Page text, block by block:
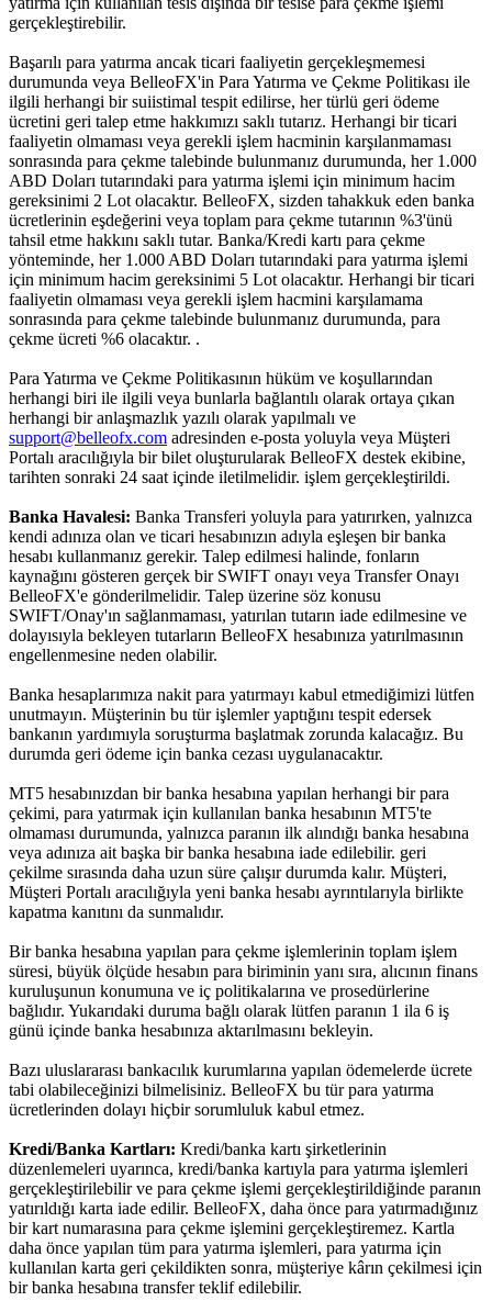
gerçekleştirebilir.
Başarılı para yatırma ancak ticari faaliyetin gerçekleşmemesi
durumunda veya BelleoFX'in Para Yatırma ve Çekme Politikası ile
ilgili herhangi bir suiistimal tespit edilirse, her türlü geri ödeme
ücretini geri talep etme hakkımızı saklı tutarız. Herhangi bir ticari
faaliyetin olmaması veya gerekli işlem hacminin karşılanmaması
sonrasında para çekme talebinde bulunmanız durumunda, her 1.000
ABD Doları tutarındaki para yatırma işlemi için minimum hacim
gereksinimi 2 Lot olacaktır. BelleoFX, sizden tahakkuk eden banka
ücretlerinin eşdeğerini veya toplam para çekme tutarının %3'ünü
tahsil etme hakkını saklı tutar. Banka/Kredi kartı para çekme
yönteminde, her 1.000 ABD Doları tutarındaki para yatırma işlemi
için minimum hacim gereksinimi 5 Lot olacaktır. Herhangi bir ticari
faaliyetin olmaması veya gerekli işlem hacmini karşılamama
sonrasında para çekme talebinde bulunmanız durumunda, para
çekme ücreti %6 olacaktır. .
Para Yatırma ve Çekme Politikasının hüküm ve koşullarından
herhangi biri ile ilgili veya bunlarla bağlantılı olarak ortaya çıkan
herhangi bir anlaşmazlık yazılı olarak yapılmalı ve
support@belleofx.com adresinden e-posta yoluyla veya Müşteri
Portalı aracılığıyla bir bilet oluşturularak BelleoFX destek ekibine,
tarihten sonraki 24 saat içinde iletilmelidir. işlem gerçekleştirildi.
Banka Havalesi: Banka Transferi yoluyla para yatırırken, yalnızca
kendi adınıza olan ve ticari hesabınızın adıyla eşleşen bir banka
hesabı kullanmanız gerekir. Talep edilmesi halinde, fonların
kaynağını gösteren gerçek bir SWIFT onayı veya Transfer Onayı
BelleoFX'e gönderilmelidir. Talep üzerine söz konusu
SWIFT/Onay'ın sağlanmaması, yatırılan tutarın iade edilmesine ve
dolayısıyla bekleyen tutarların BelleoFX hesabınıza yatırılmasının
engellenmesine neden olabilir.
Banka hesaplarımıza nakit para yatırmayı kabul etmediğimizi lütfen
unutmayın. Müşterinin bu tür işlemler yaptığını tespit edersek
bankanın yardımıyla soruşturma başlatmak zorunda kalacağız. Bu
durumda geri ödeme için banka cezası uygulanacaktır.
MT5 hesabınızdan bir banka hesabına yapılan herhangi bir para
çekimi, para yatırmak için kullanılan banka hesabının MT5'te
olmaması durumunda, yalnızca paranın ilk alındığı banka hesabına
veya adınıza ait başka bir banka hesabına iade edilebilir. geri
çekilme sırasında daha uzun süre çalışır durumda kalır. Müşteri,
Müşteri Portalı aracılığıyla yeni banka hesabı ayrıntılarıyla birlikte
kapatma kanıtını da sunmalıdır.
Bir banka hesabına yapılan para çekme işlemlerinin toplam işlem
süresi, büyük ölçüde hesabın para biriminin yanı sıra, alıcının finans
kuruluşunun konumuna ve iç politikalarına ve prosedürlerine
bağlıdır. Yukarıdaki duruma bağlı olarak lütfen paranın 1 ila 6 iş
günü içinde banka hesabınıza aktarılmasını bekleyin.
Bazı uluslararası bankacılık kurumlarına yapılan ödemelerde ücrete
tabi olabileceğinizi bilmelisiniz. BelleoFX bu tür para yatırma
ücretlerinden dolayı hiçbir sorumluluk kabul etmez.
Kredi/Banka Kartları: Kredi/banka kartı şirketlerinin
düzenlemeleri uyarınca, kredi/banka kartıyla para yatırma işlemleri
gerçekleştirilebilir ve para çekme işlemi gerçekleştirildiğinde paranın
yatırıldığı karta iade edilir. BelleoFX, daha önce para yatırmadığınız
bir kart numarasına para çekme işlemini gerçekleştiremez. Kartla
daha önce yapılan tüm para yatırma işlemleri, para yatırma için
kullanılan karta geri çekildikten sonra, müşteriye kârın çekilmesi için
bir banka hesabına transfer teklif edilebilir.